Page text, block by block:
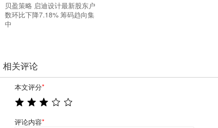
贝盈策略 启迪设计最新股东户
数环比下降7.18% 筹码趋向集
中
相关评论
本文评分*
评论内容*